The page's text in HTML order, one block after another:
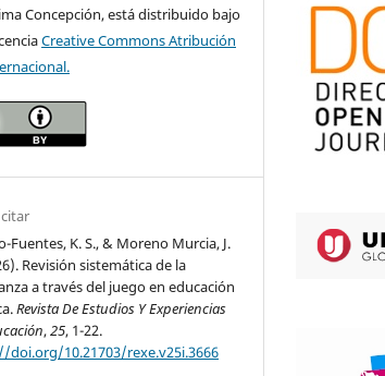
Concepción, está distribuido bajo
Creative Commons Atribución
Fuentes, K. S., & Moreno Murcia, J.
Revisión sistemática de la
a través del juego en educación
Revista De Estudios Y Experiencias
,25, 1-22.
doi.org/10.21703/rexe.v25i.3666